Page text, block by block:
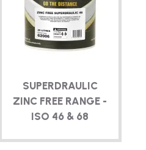
SUPERDRAULIC
ZINC FREE RANGE -
ISO 46 & 68